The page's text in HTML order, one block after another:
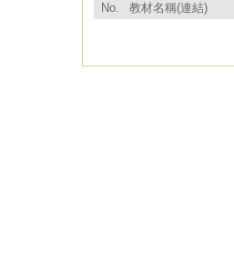
No. 教材名稱(連結)